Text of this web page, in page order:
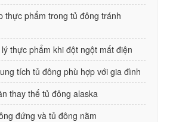
thực phẩm trong tủ đông tránh
thực phẩm khi đột ngột mất điện
tích tủ đông phù hợp với gia đình
thay thế tủ đông alaska
đứng và tủ đông nằm